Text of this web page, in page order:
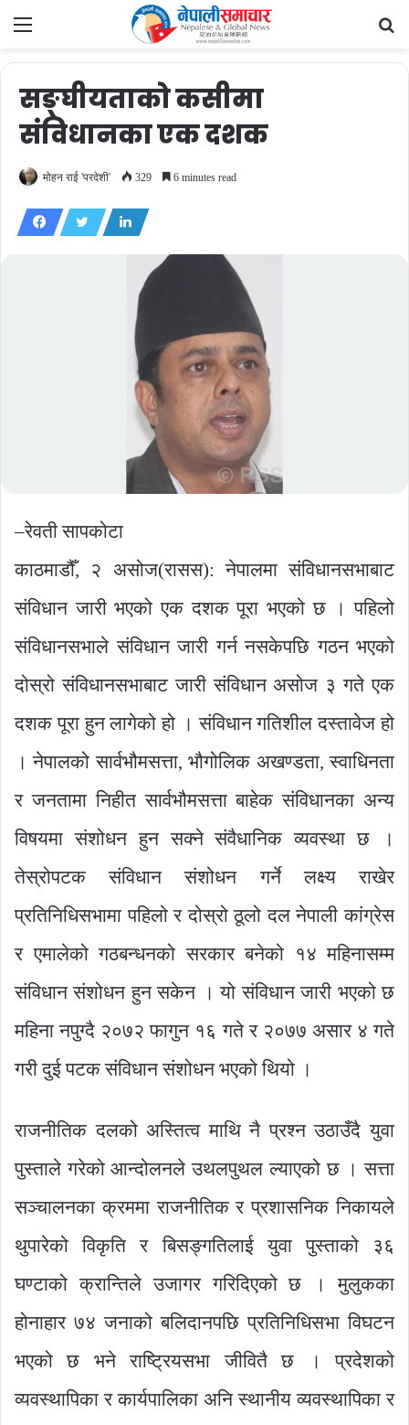
Menu
सङ्घीयताको कसीमा
संविधानका एक दशक
मोहन राई 'परदेशी' 329 6 minutes read
–रेवती सापकोटा
काठमाडौँ, २ असोज(रासस): नेपालमा संविधानसभाबाट
संविधान जारी भएको एक दशक पूरा भएको छ । पहिलो
संविधानसभाले संविधान जारी गर्न नसकेपछि गठन भएको
दोस्रो संविधानसभाबाट जारी संविधान असोज ३ गते एक
दशक पूरा हुन लागेको हो । संविधान गतिशील दस्तावेज हो
। नेपालको सार्वभौमसत्ता, भौगोलिक अखण्डता, स्वाधिनता
र जनतामा निहीत सार्वभौमसत्ता बाहेक संविधानका अन्य
विषयमा संशोधन हुन सक्ने संवैधानिक व्यवस्था छ ।
तेस्रोपटक संविधान संशोधन गर्ने लक्ष्य राखेर
प्रतिनिधिसभामा पहिलो र दोस्रो ठूलो दल नेपाली कांग्रेस
र एमालेको गठबन्धनको सरकार बनेको १४ महिनासम्म
संविधान संशोधन हुन सकेन । यो संविधान जारी भएको छ
महिना नपुग्दै २०७२ फागुन १६ गते र २०७७ असार ४ गते
गरी दुई पटक संविधान संशोधन भएको थियो ।
राजनीतिक दलको अस्तित्व माथि नै प्रश्न उठाउँदै युवा
पुस्ताले गरेको आन्दोलनले उथलपुथल ल्याएको छ । सत्ता
सञ्चालनका क्रममा राजनीतिक र प्रशासनिक निकायले
थुपारेको विकृति र बिसङ्गतिलाई युवा पुस्ताको ३६
घण्टाको क्रान्तिले उजागर गरिदिएको छ । मुलुकका
होनाहार ७४ जनाको बलिदानपछि प्रतिनिधिसभा विघटन
भएको छ भने राष्ट्रियसभा जीवितै छ । प्रदेशको
व्यवस्थापिका र कार्यपालिका अनि स्थानीय व्यवस्थापिका र